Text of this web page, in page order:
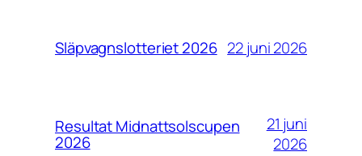
Släpvagnslotteriet 2026 22 juni 2026
Resultat Midnattsolscupen
2026
21 juni
2026